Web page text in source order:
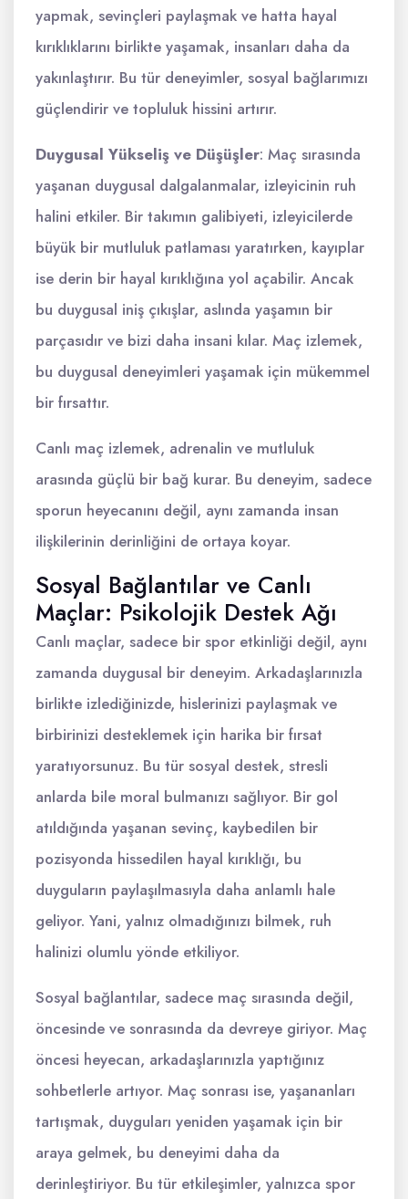
yapmak, sevinçleri paylaşmak ve hatta hayal
kırıklıklarını birlikte yaşamak, insanları daha da
yakınlaştırır. Bu tür deneyimler, sosyal bağlarımızı
güçlendirir ve topluluk hissini artırır.
Duygusal Yükseliş ve Düşüşler: Maç sırasında
yaşanan duygusal dalgalanmalar, izleyicinin ruh
halini etkiler. Bir takımın galibiyeti, izleyicilerde
büyük bir mutluluk patlaması yaratırken, kayıplar
ise derin bir hayal kırıklığına yol açabilir. Ancak
bu duygusal iniş çıkışlar, aslında yaşamın bir
parçasıdır ve bizi daha insani kılar. Maç izlemek,
bu duygusal deneyimleri yaşamak için mükemmel
bir fırsattır.
Canlı maç izlemek, adrenalin ve mutluluk
arasında güçlü bir bağ kurar. Bu deneyim, sadece
sporun heyecanını değil, aynı zamanda insan
ilişkilerinin derinliğini de ortaya koyar.
Sosyal Bağlantılar ve Canlı
Maçlar: Psikolojik Destek Ağı
Canlı maçlar, sadece bir spor etkinliği değil, aynı
zamanda duygusal bir deneyim. Arkadaşlarınızla
birlikte izlediğinizde, hislerinizi paylaşmak ve
birbirinizi desteklemek için harika bir fırsat
yaratıyorsunuz. Bu tür sosyal destek, stresli
anlarda bile moral bulmanızı sağlıyor. Bir gol
atıldığında yaşanan sevinç, kaybedilen bir
pozisyonda hissedilen hayal kırıklığı, bu
duyguların paylaşılmasıyla daha anlamlı hale
geliyor. Yani, yalnız olmadığınızı bilmek, ruh
halinizi olumlu yönde etkiliyor.
Sosyal bağlantılar, sadece maç sırasında değil,
öncesinde ve sonrasında da devreye giriyor. Maç
öncesi heyecan, arkadaşlarınızla yaptığınız
sohbetlerle artıyor. Maç sonrası ise, yaşananları
tartışmak, duyguları yeniden yaşamak için bir
araya gelmek, bu deneyimi daha da
derinleştiriyor. Bu tür etkileşimler, yalnızca spor